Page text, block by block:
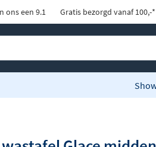
ons een 9.1 Gratis bezorgd vanaf 100,-*